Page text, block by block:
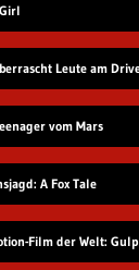
vom Mars
A Fox Tale
Film der Welt: Gulp